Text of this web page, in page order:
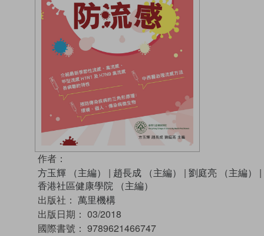
作者：
方玉輝 （主編）
| 趙長成 （主編） | 劉庭亮 （主編）
|
香港社區健康學院 （主編）
出版社： 萬里機構
出版日期： 03/2018
國際書號： 9789621466747